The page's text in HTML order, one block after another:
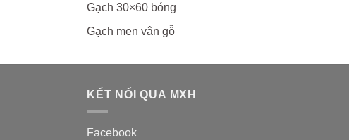
Gạch 30×60 bóng
Gạch men vân gỗ
KẾT NỐI QUA MXH
Facebook